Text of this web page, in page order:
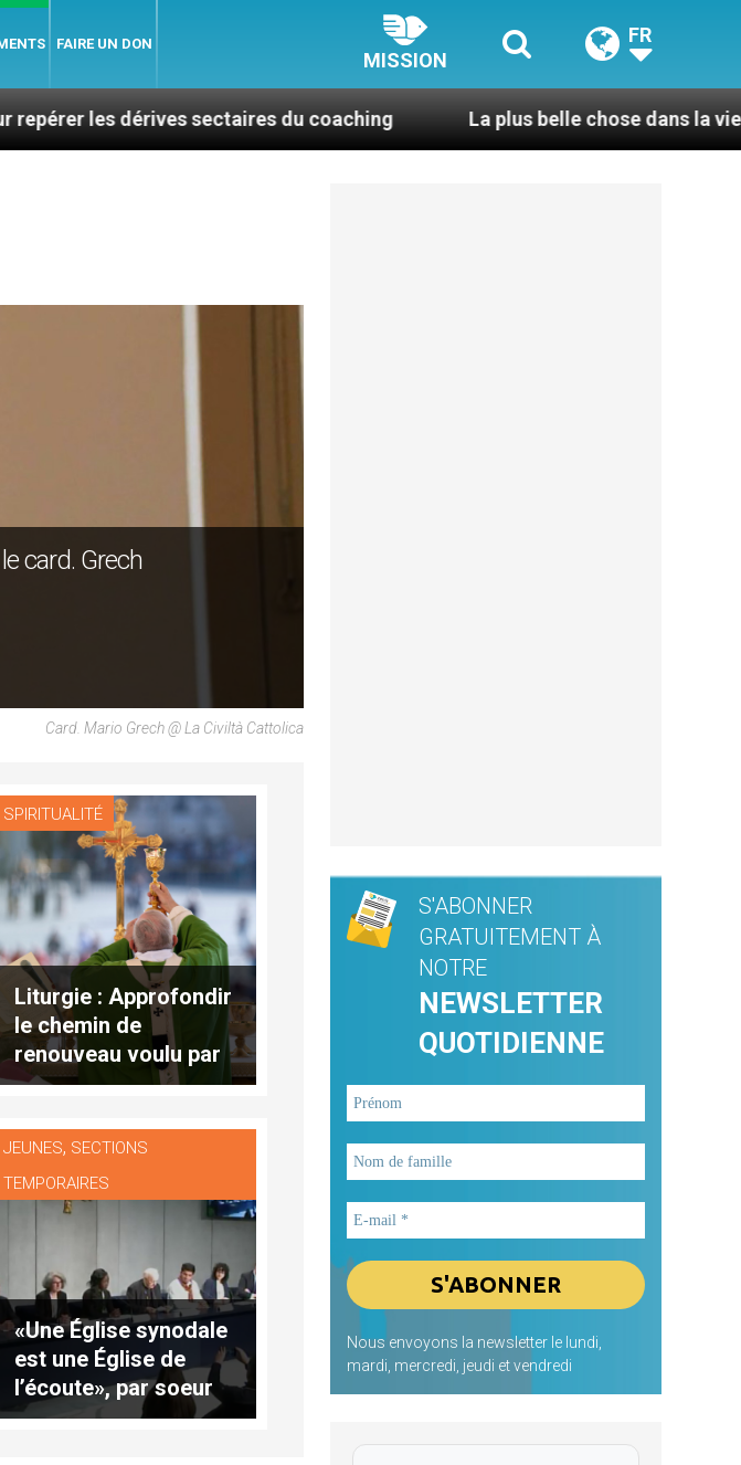
FAIRE UN DON
MISSION
FR
sectaires du coaching La plus belle chose dans la vie, c’est d’être
card. Grech
Card. Mario Grech @ La Civiltà Cattolica
SPIRITUALITÉ
Liturgie : Approfondir
le chemin de
renouveau voulu par
Vatican II
JEUNES, SECTIONS
TEMPORAIRES
«Une Église synodale
est une Église de
l’écoute», par soeur
Nathalie Becquart
S'ABONNER
GRATUITEMENT À
NOTRE
NEWSLETTER
QUOTIDIENNE
Nous envoyons la newsletter le lundi,
mardi, mercredi, jeudi et vendredi